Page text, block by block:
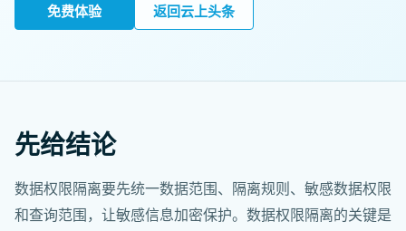
免费体验 返回云上头条
先给结论
数据权限隔离要先统一数据范围、隔离规则、敏感数据权限
和查询范围，让敏感信息加密保护。数据权限隔离的关键是